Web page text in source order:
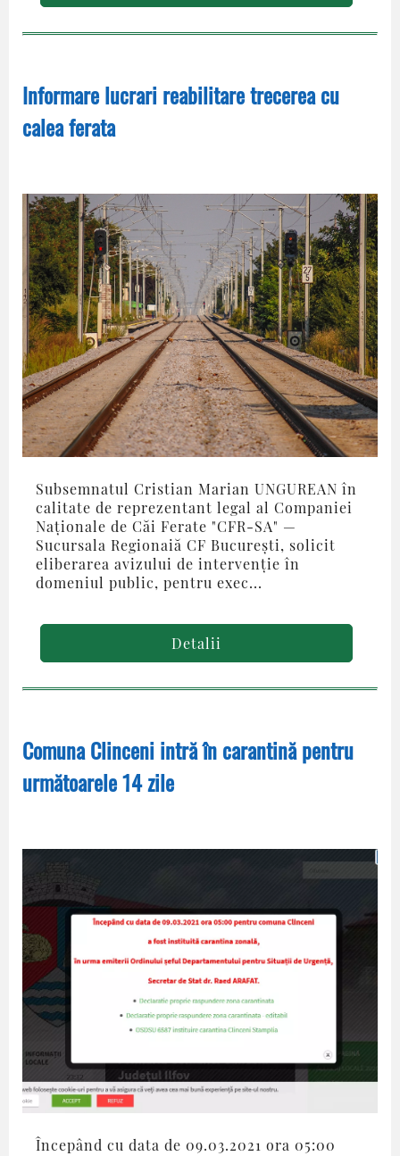
Informare lucrari reabilitare trecerea cu
calea ferata
Subsemnatul Cristian Marian UNGUREAN în
calitate de reprezentant legal al Companiei
Naţionale de Căi Ferate "CFR-SA" —
Sucursala Regionaiă CF Bucureşti, solicit
eliberarea avizului de intervenţie în
domeniul public, pentru exec...
Detalii
Comuna Clinceni intră în carantină pentru
următoarele 14 zile
Începând cu data de 09.03.2021 ora 05:00